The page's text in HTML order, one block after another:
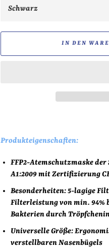
IN DEN
Produkteigenschaften:
FFP2-Atemschutzmaske
A1:2009 mit Zertifizierung
Besonderheiten: 5-lagige
Filterleistung von min. 94%
Bakterien durch
Universelle Größe:
verstellbaren Nasenbügels